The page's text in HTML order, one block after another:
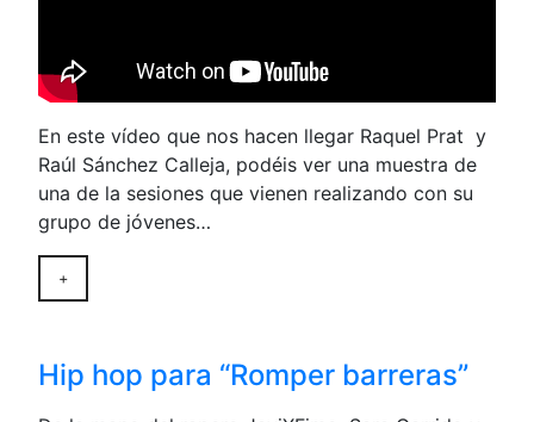
En este vídeo que nos hacen llegar Raquel Prat y
Raúl Sánchez Calleja, podéis ver una muestra de
una de la sesiones que vienen realizando con su
grupo de jóvenes…
+
Hip hop para “Romper barreras”